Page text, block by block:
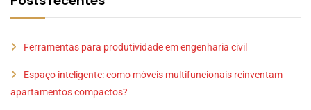
Ferramentas para produtividade em engenharia civil
Espaço inteligente: como móveis multifuncionais reinventam
apartamentos compactos?